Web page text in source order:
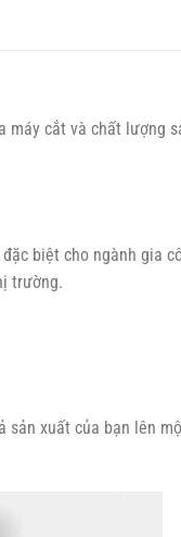
cắt và chất lượng
biệt cho ngành gia
trường.
sản xuất của bạn lên